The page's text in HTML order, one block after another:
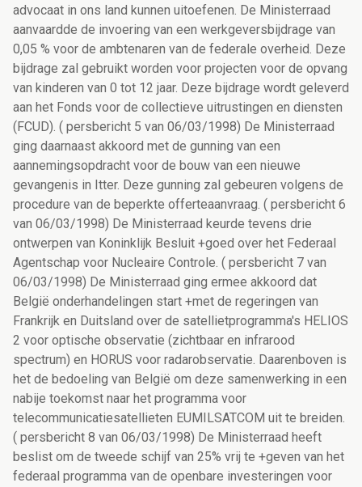
advocaat in ons land kunnen uitoefenen. De Ministerraad
aanvaardde de invoering van een werkgeversbijdrage van
0,05 % voor de ambtenaren van de federale overheid. Deze
bijdrage zal gebruikt worden voor projecten voor de opvang
van kinderen van 0 tot 12 jaar. Deze bijdrage wordt geleverd
aan het Fonds voor de collectieve uitrustingen en diensten
(FCUD). ( persbericht 5 van 06/03/1998) De Ministerraad
ging daarnaast akkoord met de gunning van een
aannemingsopdracht voor de bouw van een nieuwe
gevangenis in Itter. Deze gunning zal gebeuren volgens de
procedure van de beperkte offerteaanvraag. ( persbericht 6
van 06/03/1998) De Ministerraad keurde tevens drie
ontwerpen van Koninklijk Besluit +goed over het Federaal
Agentschap voor Nucleaire Controle. ( persbericht 7 van
06/03/1998) De Ministerraad ging ermee akkoord dat
België onderhandelingen start +met de regeringen van
Frankrijk en Duitsland over de satellietprogramma's HELIOS
2 voor optische observatie (zichtbaar en infrarood
spectrum) en HORUS voor radarobservatie. Daarenboven is
het de bedoeling van België om deze samenwerking in een
nabije toekomst naar het programma voor
telecommunicatiesatellieten EUMILSATCOM uit te breiden.
( persbericht 8 van 06/03/1998) De Ministerraad heeft
beslist om de tweede schijf van 25% vrij te +geven van het
federaal programma van de openbare investeringen voor